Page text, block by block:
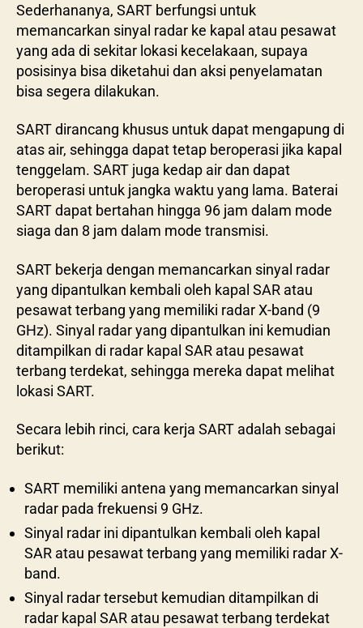
Sederhananya, SART berfungsi untuk
memancarkan sinyal radar ke kapal atau pesawat
yang ada di sekitar lokasi kecelakaan, supaya
posisinya bisa diketahui dan aksi penyelamatan
bisa segera dilakukan.
SART dirancang khusus untuk dapat mengapung di
atas air, sehingga dapat tetap beroperasi jika kapal
tenggelam. SART juga kedap air dan dapat
beroperasi untuk jangka waktu yang lama. Baterai
SART dapat bertahan hingga 96 jam dalam mode
siaga dan 8 jam dalam mode transmisi.
SART bekerja dengan memancarkan sinyal radar
yang dipantulkan kembali oleh kapal SAR atau
pesawat terbang yang memiliki radar X-band (9
GHz). Sinyal radar yang dipantulkan ini kemudian
ditampilkan di radar kapal SAR atau pesawat
terbang terdekat, sehingga mereka dapat melihat
lokasi SART.
Secara lebih rinci, cara kerja SART adalah sebagai
berikut:
SART memiliki antena yang memancarkan sinyal
radar pada frekuensi 9 GHz.
Sinyal radar ini dipantulkan kembali oleh kapal
SAR atau pesawat terbang yang memiliki radar X-
band.
Sinyal radar tersebut kemudian ditampilkan di
radar kapal SAR atau pesawat terbang terdekat